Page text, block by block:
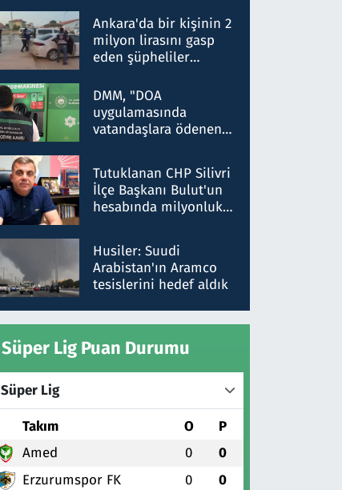
ifadelerinden ortaya
çıkan tablo şok etti
Ankara'da bir kişinin 2
milyon lirasını gasp
eden şüpheliler
DMM, "DOA
uygulamasında
vatandaşlara ödenen
düşürüldüğü" iddiasını
yalanladı
Tutuklanan CHP Silivri
İlçe Başkanı Bulut'un
hesabında milyonluk
talimat verdi, ben
gönderdim
Husiler: Suudi
Arabistan'ın Aramco
tesislerini hedef aldık
Süper Lig Puan Durumu
Süper Lig
Takım O P
Amed 0 0
Erzurumspor FK 0 0